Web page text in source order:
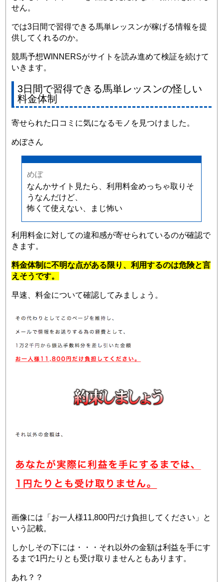
せん。
では3日間で習得できる馬単レッスンが稼げる情報を提
供してくれるのか。
競馬予想WINNERSがサイトを読み進めて検証を続けて
いきます。
3日間で習得できる馬単レッスンの怪しい
料金体制
寄せられた口コミに気になるモノを見つけました。
めぼさん
めぼ
なんかサイト見たら、利用料金めっちゃ取りそ
うなんだけど、
怖くて使えない、まじ怖い
利用料金に対しての違和感が寄せられているのが確認で
きます。
料金体制に不明な点がある限り、利用するのは危険と言
えそうです。
早速、料金について確認してみましょう。
画像には「お一人様11,800円だけ負担してください」と
いう記載。
しかしその下には・・・それ以外の金額は利益を手にす
るまで1円たりとも受け取りませんともあります。
あれ？？